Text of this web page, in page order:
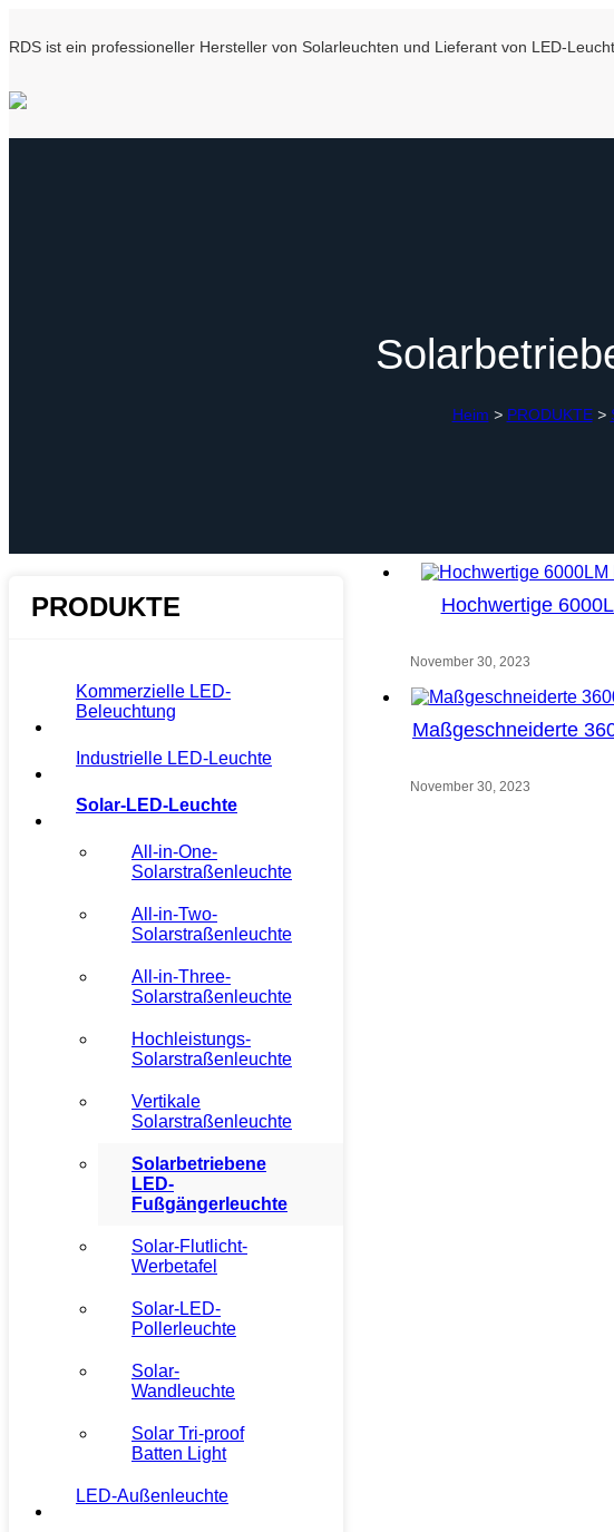
RDS ist ein professioneller Hersteller von Solarleuchten und Lieferant von LED-
Heim > PRODUKTE >
PRODUKTE
Kommerzielle LED-
Beleuchtung
Industrielle LED-Leuchte
Solar-LED-Leuchte
All-in-One-
Solarstraßenleuchte
All-in-Two-
Solarstraßenleuchte
All-in-Three-
Solarstraßenleuchte
Hochleistungs-
Solarstraßenleuchte
Vertikale
Solarstraßenleuchte
Solarbetriebene
LED-
Fußgängerleuchte
Solar-Flutlicht-
Werbetafel
Solar-LED-
Pollerleuchte
Solar-
Wandleuchte
Solar Tri-proof
Batten Light
LED-Außenleuchte
Hochwertige
November 30, 2023
Maßgeschneiderte
November 30, 2023